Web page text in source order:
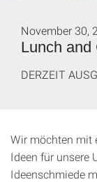
Lunch and
November 30,
DERZEIT
Wir möchten mit
Ideen für unsere
Ideenschmiede